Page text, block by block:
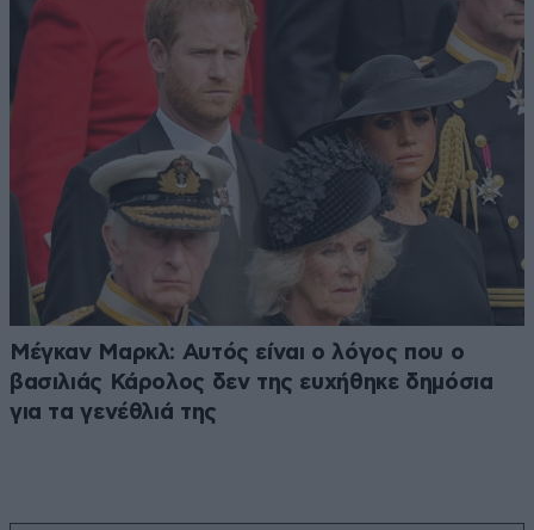
Μέγκαν Μαρκλ: Αυτός είναι ο λόγος που ο
βασιλιάς Κάρολος δεν της ευχήθηκε δημόσια
για τα γενέθλιά της